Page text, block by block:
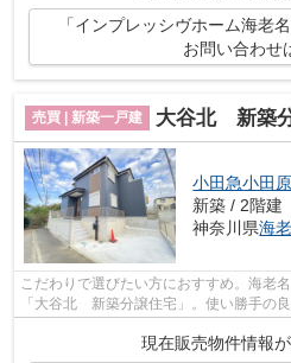
「インプレッシヴホーム海
お問い合わせ
売買 | 新築一戸建 大谷北 新築
小田急小田
新築 / 2階建
神奈川県海
こだわりで選びたい方におすすめ。海老
「大谷北 新築分譲住宅」。使い勝手の
なスーパー「ユーコープ 大谷店」まで1...
現在販売物件情報が